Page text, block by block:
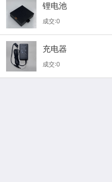
锂电池
成交:0
充电器
成交:0